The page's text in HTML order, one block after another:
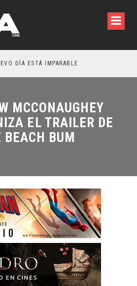
DÍA ESTÁ IMPARABLE
MCCONAUGHEY
EL TRAILER DE
BEACH BUM